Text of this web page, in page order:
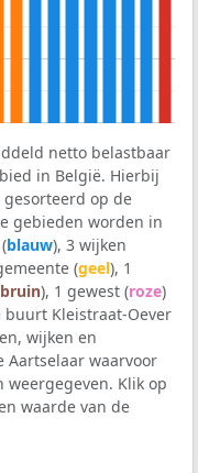
netto belastbaar
in België. Hierbij
op de
gebieden worden in
blauw), 3 wijken
(geel), 1
bruin), 1 gewest (roze)
buurt Kleistraat-Oever
wijken en
Aartselaar waarvoor
weergegeven. Klik op
waarde van de